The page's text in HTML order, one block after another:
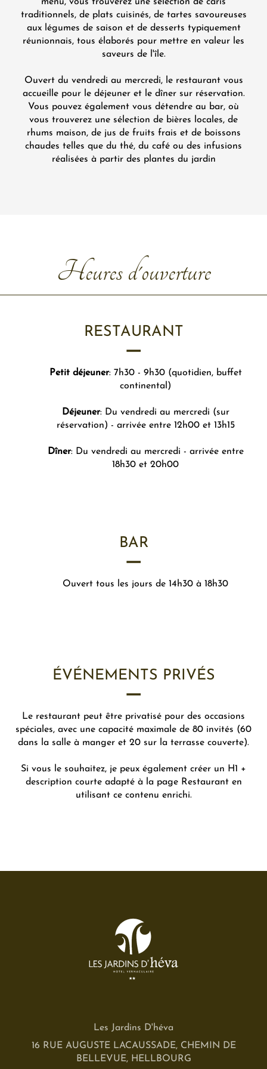
traditionnels, de plats cuisinés, de tartes savoureuses
aux légumes de saison et de desserts typiquement
réunionnais, tous élaborés pour mettre en valeur les
saveurs de l'île.
Ouvert du vendredi au mercredi, le restaurant vous
accueille pour le déjeuner et le dîner sur réservation.
Vous pouvez également vous détendre au bar, où
vous trouverez une sélection de bières locales, de
rhums maison, de jus de fruits frais et de boissons
chaudes telles que du thé, du café ou des infusions
réalisées à partir des plantes du jardin
Heures d'ouverture
RESTAURANT
Petit déjeuner: 7h30 - 9h30 (quotidien, buffet
continental)
Déjeuner: Du vendredi au mercredi (sur
réservation) - arrivée entre 12h00 et 13h15
Dîner: Du vendredi au mercredi - arrivée entre
18h30 et 20h00
BAR
Ouvert tous les jours de 14h30 à 18h30
ÉVÉNEMENTS PRIVÉS
Le restaurant peut être privatisé pour des occasions
spéciales, avec une capacité maximale de 80 invités (60
dans la salle à manger et 20 sur la terrasse couverte).
Si vous le souhaitez, je peux également créer un H1 +
description courte adapté à la page Restaurant en
utilisant ce contenu enrichi.
Les Jardins D'héva
16 RUE AUGUSTE LACAUSSADE, CHEMIN DE
BELLEVUE, HELLBOURG